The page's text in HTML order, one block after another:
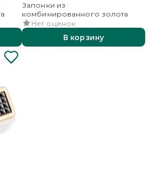
Запонки из
комбинированного золота
Нет оценок
В корзину